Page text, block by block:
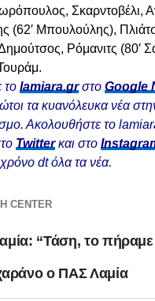
Σκαρντοβέλι,
(62′ Μπουλούλης),
Ρόμανιτς (80′
το lamiara.grστο Google
τα κυανόλευκα νέα
Ακολουθήστε το
Twitterκαι στο
dt όλα τα νέα.
CENTER
“Τάση, το
ο ΠΑΣ Λαμία